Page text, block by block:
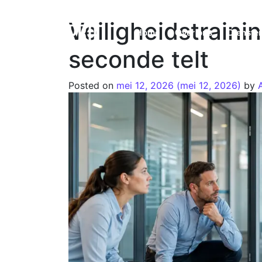
Home Over ons
seconde telt
Posted on mei 12, 2026 (mei 12, 2026) by